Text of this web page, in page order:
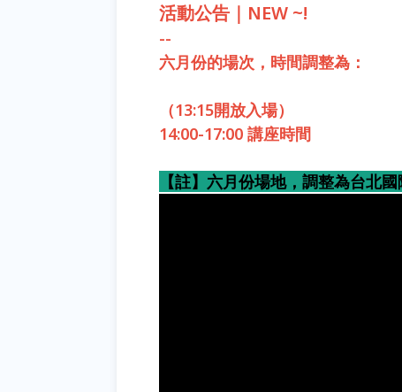
活動公告｜NEW ~!
--
六月份的場次，時間調整為：
（13:15開放入場）
14:00-17:00 講座時間
【註】六月份場地，調整為台北